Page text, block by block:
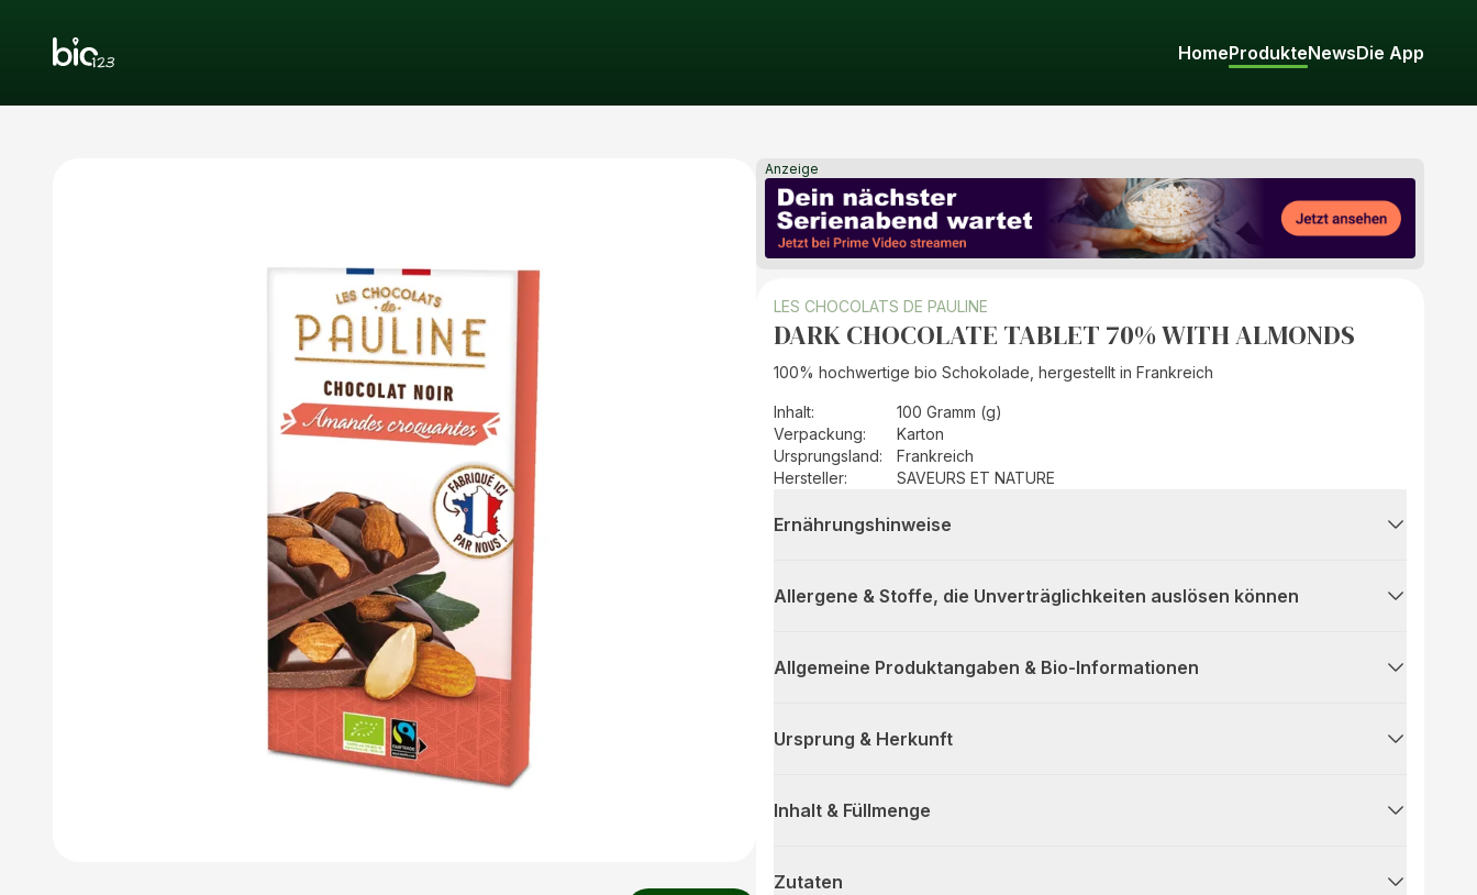
HomeProdukteNewsDie App
Anzeige
LES CHOCOLATS DE PAULINE
DARK CHOCOLATE TABLET 70% WITH ALMONDS
100% hochwertige bio Schokolade, hergestellt in Frankreich
Inhalt:
100 Gramm (g)
Verpackung:
Karton
Ursprungsland:
Frankreich
Hersteller: SAVEURS ET NATURE
Ernährungshinweise
Allergene & Stoffe, die Unverträglichkeiten auslösen können
Allgemeine Produktangaben & Bio-Informationen
Ursprung & Herkunft
Inhalt & Füllmenge
Zutaten